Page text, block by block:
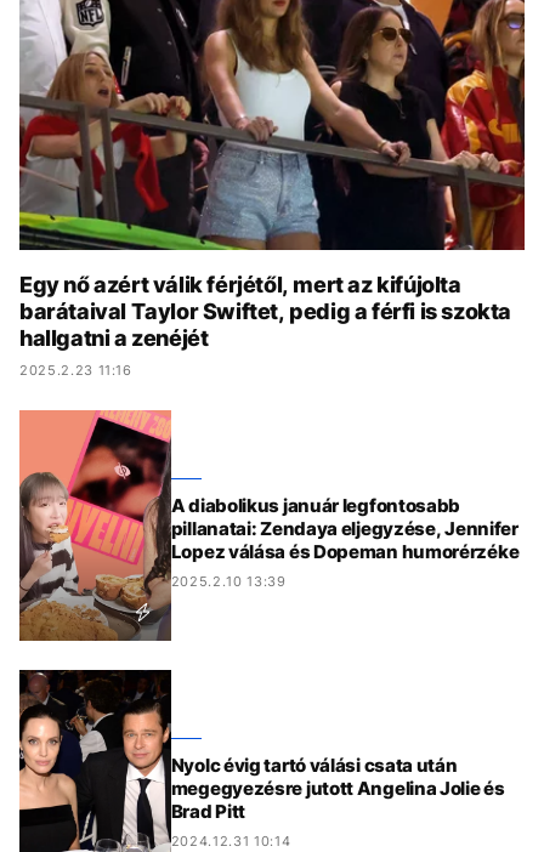
KÖZÉLET UTAZÁS
ÉLETMÓD DESIGN
BESZÉLGETÉSEK ARCOK
VIDEÓ TÖRTÉNETEK
GASZTRO
Egy nő azért válik férjétől, mert az kifújolta
barátaival Taylor Swiftet, pedig a férfi is szokta
hallgatni a zenéjét
2025.2.23 11:16
A diabolikus január legfontosabb
pillanatai: Zendaya eljegyzése, Jennifer
Lopez válása és Dopeman humorérzéke
2025.2.10 13:39
Nyolc évig tartó válási csata után
megegyezésre jutott Angelina Jolie és
Brad Pitt
2024.12.31 10:14